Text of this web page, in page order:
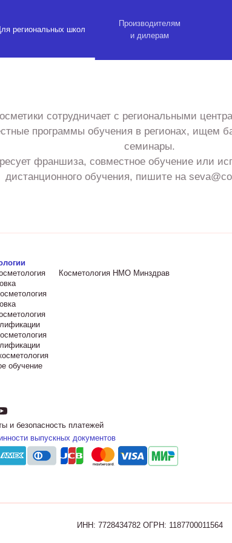
региональных школ
Производителям
и дилерам
сотрудничает с региональными
программы обучения в регионах, ищем
семинары.
франшиза, совместное обучение или
дистанционного обучения, пишите на
обучение
Косметология НМО Минздрав
и безопасность платежей
выпускных документов
ИНН: 7728434782 ОГРН: 1187700011564